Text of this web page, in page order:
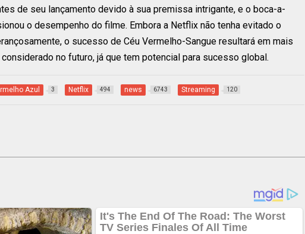
de seu lançamento devido à sua premissa intrigante, e o boca-a-
o desempenho do filme. Embora a Netflix não tenha evitado o
o sucesso de Céu Vermelho-Sangue resultará em mais
no futuro, já que tem potencial para sucesso global.
Azul 3 Netflix 494 news 6743 Streaming 120